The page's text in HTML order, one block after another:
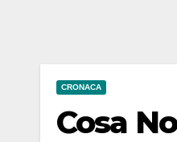
CRONACA
Cosa